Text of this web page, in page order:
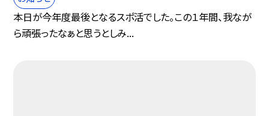
本日が今年度最後となるスポ活でした。この１年間、我なが
ら頑張ったなぁと思うとしみ...